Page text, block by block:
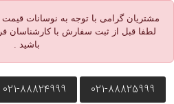
مشتریان گرامی با توجه به نوسانات
لطفا قبل از ثبت سفارش با
باشید .
021-88825999
021-88824999